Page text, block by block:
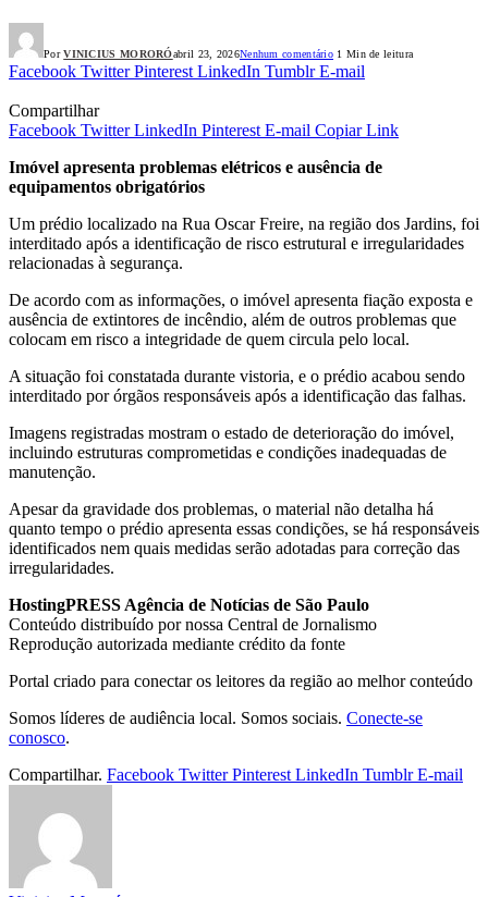
Por VINICIUS MORORÓabril 23, 2026Nenhum comentário 1 Min de leitura
Facebook Twitter Pinterest LinkedIn Tumblr E-mail
Compartilhar
Facebook Twitter LinkedIn Pinterest E-mail Copiar Link
Imóvel apresenta problemas elétricos e ausência de
equipamentos obrigatórios
Um prédio localizado na Rua Oscar Freire, na região dos Jardins, foi
interditado após a identificação de risco estrutural e irregularidades
relacionadas à segurança.
De acordo com as informações, o imóvel apresenta fiação exposta e
ausência de extintores de incêndio, além de outros problemas que
colocam em risco a integridade de quem circula pelo local.
A situação foi constatada durante vistoria, e o prédio acabou sendo
interditado por órgãos responsáveis após a identificação das falhas.
Imagens registradas mostram o estado de deterioração do imóvel,
incluindo estruturas comprometidas e condições inadequadas de
manutenção.
Apesar da gravidade dos problemas, o material não detalha há
quanto tempo o prédio apresenta essas condições, se há responsáveis
identificados nem quais medidas serão adotadas para correção das
irregularidades.
HostingPRESS Agência de Notícias de São Paulo
Conteúdo distribuído por nossa Central de Jornalismo
Reprodução autorizada mediante crédito da fonte
Portal criado para conectar os leitores da região ao melhor conteúdo
Somos líderes de audiência local. Somos sociais. Conecte-se
conosco.
Compartilhar. Facebook Twitter Pinterest LinkedIn Tumblr E-mail